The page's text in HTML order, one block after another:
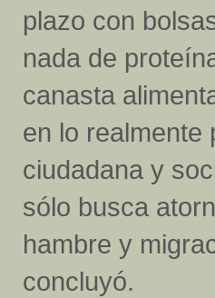
plazo con
nada de
canasta
en lo realmente
ciudadana y
sólo busca
hambre y
concluyó.